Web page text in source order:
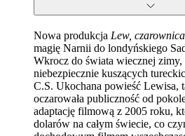
Nowa produkcja Lew,
magię Narnii do londyńskiego
Wkrocz do świata wiecznej
niebezpiecznie kuszących
C.S. Ukochana powieść Lewisa,
oczarowała publiczność od
adaptację filmową z 2005 roku,
dolarów na całym świecie, co